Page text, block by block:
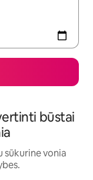
būstai
sūkurine vonia